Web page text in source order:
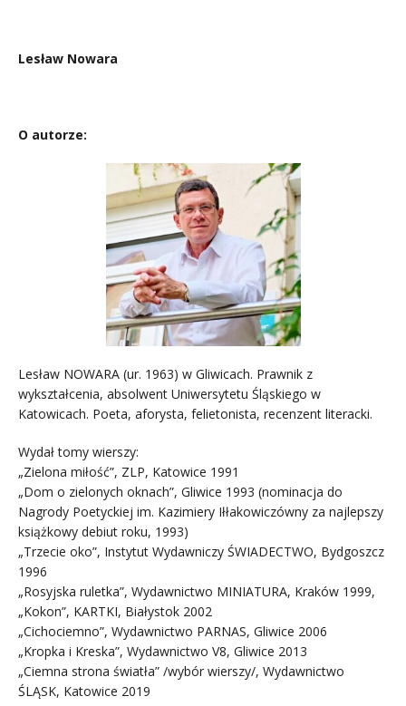
Lesław Nowara
O autorze:
Lesław NOWARA (ur. 1963) w Gliwicach. Prawnik z
wykształcenia, absolwent Uniwersytetu Śląskiego w
Katowicach. Poeta, aforysta, felietonista, recenzent literacki.
Wydał tomy wierszy:
„Zielona miłość”, ZLP, Katowice 1991
„Dom o zielonych oknach”, Gliwice 1993 (nominacja do
Nagrody Poetyckiej im. Kazimiery Iłłakowiczówny za najlepszy
książkowy debiut roku, 1993)
„Trzecie oko”, Instytut Wydawniczy ŚWIADECTWO, Bydgoszcz
1996
„Rosyjska ruletka”, Wydawnictwo MINIATURA, Kraków 1999,
„Kokon”, KARTKI, Białystok 2002
„Cichociemno”, Wydawnictwo PARNAS, Gliwice 2006
„Kropka i Kreska”, Wydawnictwo V8, Gliwice 2013
„Ciemna strona światła” /wybór wierszy/, Wydawnictwo
ŚLĄSK, Katowice 2019